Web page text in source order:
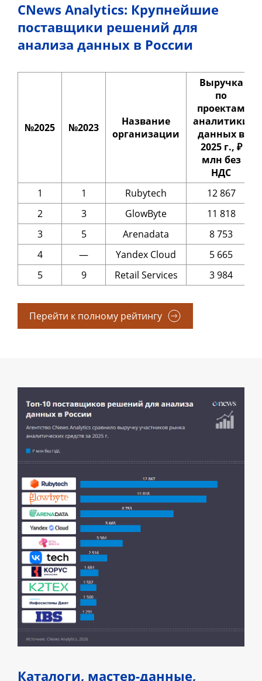
CNews Analytics: Крупнейшие
поставщики решений для
анализа данных в России
№2025 №2023
Название
организации
Выручка
по
проектам
аналитики
данных в
2025 г., ₽
млн без
НДС
1
1 Rubytech
12 867
2
3 GlowByte
11 818
3
5 Arenadata
8 753
4
— Yandex Cloud
5 665
5
9 Retail Services 3 984
Перейти к полному рейтингу
Каталоги, мастер-данные,